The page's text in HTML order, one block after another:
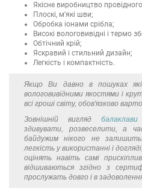
Якісне виробництво
Плоскі, м'які шви;
Обробка іонами срібла;
Високі вологовивідні і термо
Обтічний крій;
Яскравий і стильний дизайн;
Легкість і компактність.
Якщо Ви давно в пошуках
вологовивідними якостями і
всі гроші світу, обов'язково
Зовнішній вигляд
здивувати, розвеселити, а
байдужим нікого не
легкість у використанні і
оцінять навіть самі
відшиваються згідно з
прослужать довго і в